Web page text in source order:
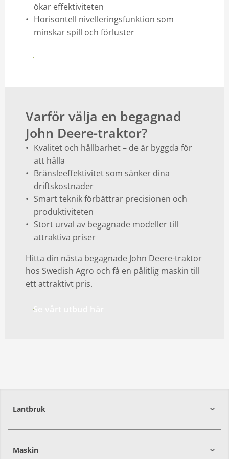
ökar effektiviteten
Horisontell nivelleringsfunktion som
minskar spill och förluster
Se vårt utbud här
Varför välja en begagnad
John Deere-traktor?
Kvalitet och hållbarhet – de är byggda för
att hålla
Bränsleeffektivitet som sänker dina
driftskostnader
Smart teknik förbättrar precisionen och
produktiviteten
Stort urval av begagnade modeller till
attraktiva priser
Hitta din nästa begagnade John Deere-traktor
hos Swedish Agro och få en pålitlig maskin till
ett attraktivt pris.
Se vårt utbud här
Lantbruk
39239
Maskin